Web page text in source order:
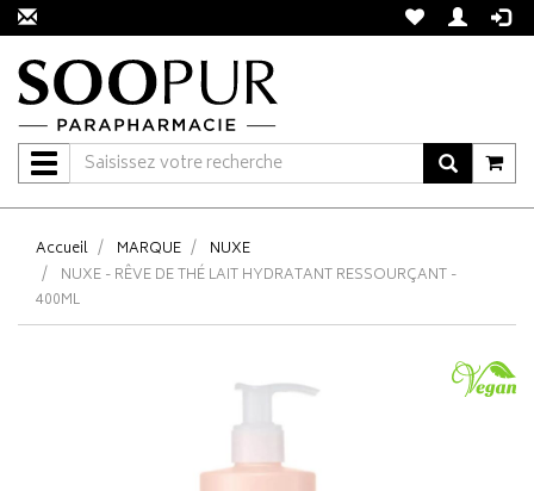
Navigation
Accueil MARQUE
NUXE
NUXE - RÊVE DE THÉ LAIT HYDRATANT RESSOURÇANT -
400ML